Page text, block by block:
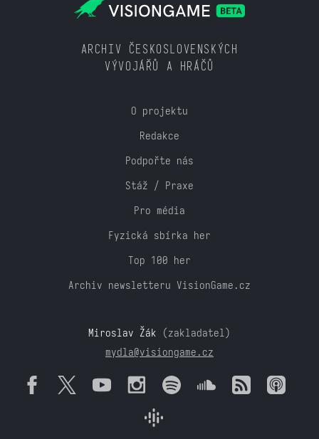
ARCHIV ČESKOSLOVENSKÝCH
VÝVOJÁŘŮ A HRÁČŮ
O projektu
Redakce
Podpořte nás
Stáž / Praxe
Pro média
Fyzická sbírka her
Top 100 her
Archiv newsletteru VisionGame.cz
Miroslav Žák (zakladatel)
mydla@visiongame.cz